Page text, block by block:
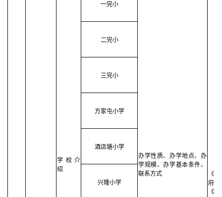
学校介
绍
一完小
办学性质、办学地点、办
学规模、办学基本条件、
联系方式
《
府信
《
二完小
三完小
方家屯小学
酒店塘小学
兴隆小学